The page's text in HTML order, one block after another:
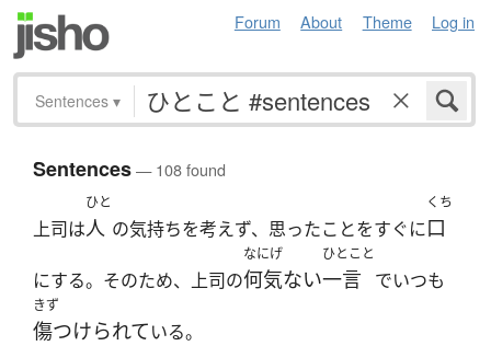
Forum About Theme Log in
Sentences ▾
Sentences— 108 found
上司は
ひと
人 の気持ちを考えず、思ったことをすぐに
くち
口
にする。そのため、上司の
なにげ
何気ない
ひとこと
一言 でいつも
きず
傷つけられている。